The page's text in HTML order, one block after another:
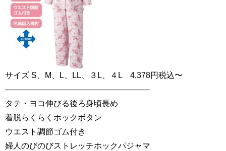
サイズ S、M、L、LL、３L、４L 4,378円税込〜
——————————————————
タテ・ヨコ伸びる後ろ身頃長め
着脱らくらくホックボタン
ウエスト調節ゴム付き
婦人のびのびストレッチホックパジャマ